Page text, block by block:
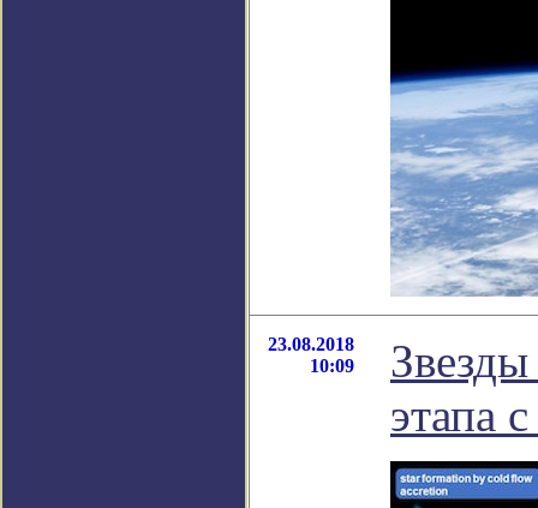
23.08.2018
10:09
этапа